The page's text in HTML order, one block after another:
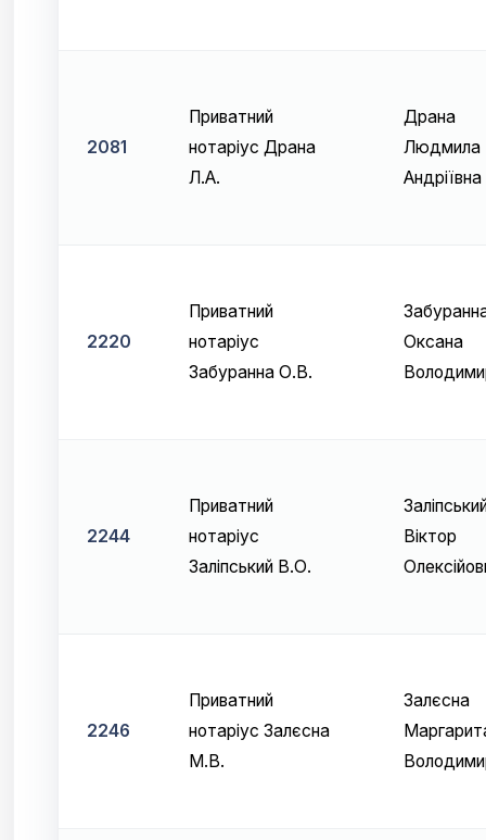
2081
Приватний
нотаріус Драна
Л.А.
Драна
Людмила
Андріївна
2220
Приватний
нотаріус
Забуранна О.В.
Оксана
2244
Приватний
нотаріус
Заліпський В.О.
Віктор
2246
Приватний
нотаріус Залєсна
М.В.
Залєсна